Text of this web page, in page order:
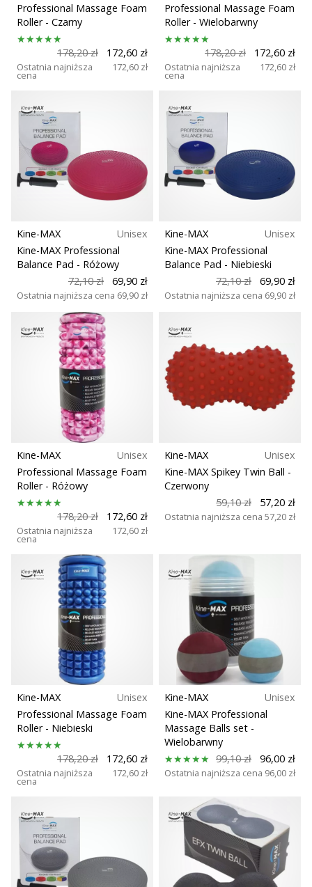
Professional Massage Foam
Roller - Czarny
178,20 zł 172,60 zł
Ostatnia najniższa
cena
172,60 zł
Professional Massage Foam
Roller - Wielobarwny
178,20 zł 172,60 zł
Ostatnia najniższa
cena
172,60 zł
Kine-MAX
Unisex
Kine-MAX Professional
Balance Pad - Różowy
72,10 zł
69,90 zł
Ostatnia najniższa cena 69,90 zł
Kine-MAX
Unisex
Kine-MAX Professional
Balance Pad - Niebieski
72,10 zł
69,90 zł
Ostatnia najniższa cena 69,90 zł
Kine-MAX
Unisex
Professional Massage Foam
Roller - Różowy
178,20 zł 172,60 zł
Ostatnia najniższa
cena
172,60 zł
Kine-MAX
Unisex
Kine-MAX Spikey Twin Ball -
Czerwony
59,10 zł
57,20 zł
Ostatnia najniższa cena 57,20 zł
Kine-MAX
Unisex
Professional Massage Foam
Roller - Niebieski
178,20 zł 172,60 zł
Ostatnia najniższa
cena
172,60 zł
Kine-MAX
Unisex
Kine-MAX Professional
Massage Balls set -
Wielobarwny
99,10 zł
96,00 zł
Ostatnia najniższa cena 96,00 zł